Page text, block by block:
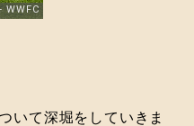
いて深堀をしていきま